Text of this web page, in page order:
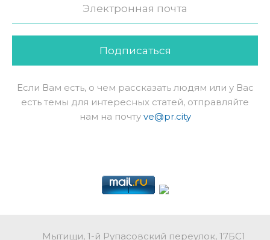
Подписаться
Если Вам есть, о чем рассказать людям или у Вас
есть темы для интересных статей, отправляйте
нам на почту ve@pr.city
Мытищи, 1-й Рупасовский переулок, 17БС1